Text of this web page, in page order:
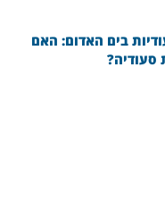
בים האדום: האם
סעודיה?